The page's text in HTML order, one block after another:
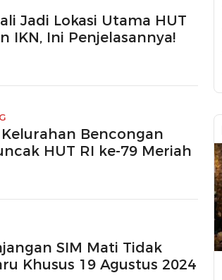
Jadi Lokasi Utama HUT
IKN, Ini Penjelasannya!
Bencongan
HUT RI ke-79 Meriah
SIM Mati Tidak
Khusus 19 Agustus 2024